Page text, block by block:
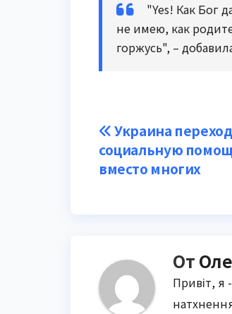
"Yes! Как Бог
не имею, как
горжусь", –
Навигация
по
Украина
социальную
вместо многих
От
Привіт, я